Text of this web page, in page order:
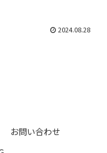
2024.08.28
お問い合わせ